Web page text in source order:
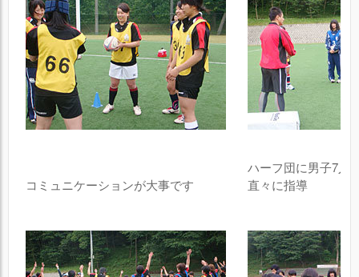
コミュニケーションが大事です
ハーフ団に男子7人
直々に指導